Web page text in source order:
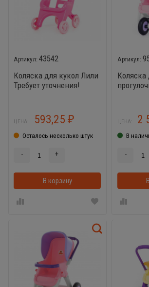
43542
Коляска для кукол Лили
Требует уточнения!
ЦЕНА: 593,25 ₽
Осталось несколько штук
- +
В корзину В
Коляска
ЦЕНА: 2
В
-